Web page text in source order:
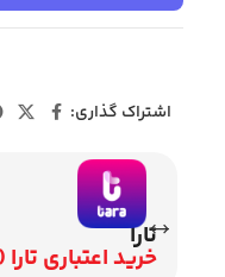
اشتراک گذاری:
تارا
خرید اعتباری تارا (12ماه)